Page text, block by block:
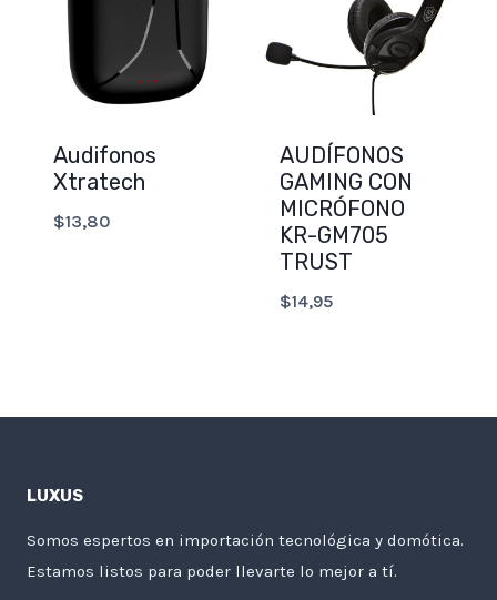
Audifonos
Xtratech
$13,80
AUDÍFONOS
GAMING CON
MICRÓFONO
KR-GM705
TRUST
$14,95
LUXUS
Somos espertos en importación tecnológica y domótica.
Estamos listos para poder llevarte lo mejor a tí.